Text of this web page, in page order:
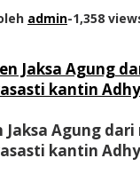
admin-1,358
Agung dari
kantin